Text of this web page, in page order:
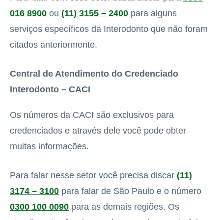
016 8900 ou (11) 3155 – 2400 para alguns
serviços específicos da Interodonto que não foram
citados anteriormente.
Central de Atendimento do Credenciado
Interodonto – CACI
Os números da CACI são exclusivos para
credenciados e através dele você pode obter
muitas informações.
Para falar nesse setor você precisa discar (11)
3174 – 3100 para falar de São Paulo e o número
0300 100 0090 para as demais regiões. Os